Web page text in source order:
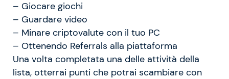
– Giocare giochi
– Guardare video
– Minare criptovalute con il tuo PC
– Ottenendo Referrals alla piattaforma
Una volta completata una delle attività della
lista, otterrai punti che potrai scambiare con